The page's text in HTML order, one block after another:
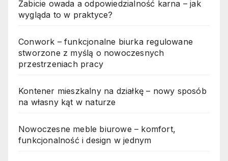
Zabicie owada a odpowiedzialność karna – jak
wygląda to w praktyce?
Conwork – funkcjonalne biurka regulowane
stworzone z myślą o nowoczesnych
przestrzeniach pracy
Kontener mieszkalny na działkę – nowy sposób
na własny kąt w naturze
Nowoczesne meble biurowe – komfort,
funkcjonalność i design w jednym